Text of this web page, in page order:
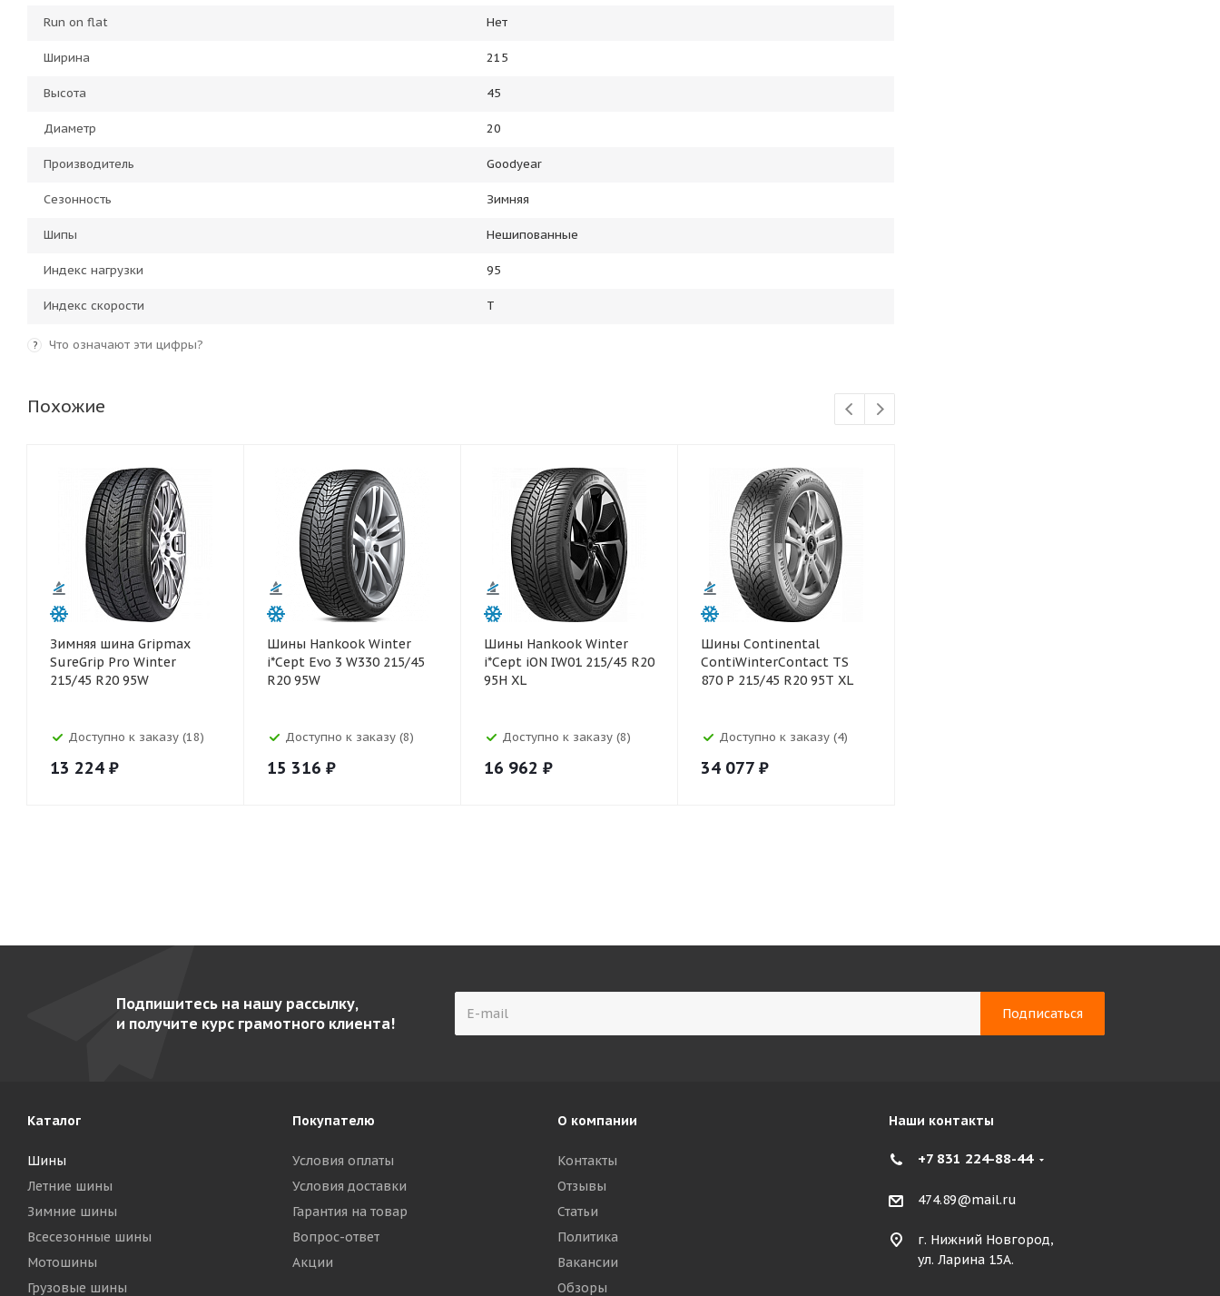
Run on flat Нет
Ширина 215
Высота 45
Диаметр 20
Производитель Goodyear
Сезонность Зимняя
Шипы Нешипованные
Индекс нагрузки 95
Индекс скорости T
? Что означают эти цифры?
Похожие
Зимняя шина Gripmax
SureGrip Pro Winter
215/45 R20 95W
Доступно к заказу (18)
13 224 ₽
Шины Hankook Winter
i*Cept Evo 3 W330 215/45
R20 95W
Доступно к заказу (8)
15 316 ₽
Шины Hankook Winter
i*Cept iON IW01 215/45 R20
95H XL
Доступно к заказу (8)
16 962 ₽
Шины Continental
ContiWinterContact TS
870 P 215/45 R20 95T XL
Доступно к заказу (4)
34 077 ₽
Подпишитесь на нашу рассылку,
и получите курс грамотного клиента!
Каталог
Шины
Летние шины
Зимние шины
Всесезонные шины
Мотошины
Грузовые шины
Покупателю
Условия оплаты
Условия доставки
Гарантия на товар
Вопрос-ответ
Акции
О компании
Контакты
Отзывы
Статьи
Политика
Вакансии
Обзоры
Наши контакты
+7 831 224-88-44
474.89@mail.ru
г. Нижний Новгород,
ул. Ларина 15А.